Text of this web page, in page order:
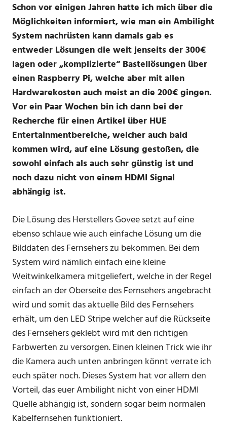
Schon vor einigen Jahren hatte ich mich über die
Möglichkeiten informiert, wie man ein Ambilight
System nachrüsten kann damals gab es
entweder Lösungen die weit jenseits der 300€
lagen oder „komplizierte“ Bastellösungen über
einen Raspberry Pi, welche aber mit allen
Hardwarekosten auch meist an die 200€ gingen.
Vor ein Paar Wochen bin ich dann bei der
Recherche für einen Artikel über HUE
Entertainmentbereiche, welcher auch bald
kommen wird, auf eine Lösung gestoßen, die
sowohl einfach als auch sehr günstig ist und
noch dazu nicht von einem HDMI Signal
abhängig ist.
Die Lösung des Herstellers Govee setzt auf eine
ebenso schlaue wie auch einfache Lösung um die
Bilddaten des Fernsehers zu bekommen. Bei dem
System wird nämlich einfach eine kleine
Weitwinkelkamera mitgeliefert, welche in der Regel
einfach an der Oberseite des Fernsehers angebracht
wird und somit das aktuelle Bild des Fernsehers
erhält, um den LED Stripe welcher auf die Rückseite
des Fernsehers geklebt wird mit den richtigen
Farbwerten zu versorgen. Einen kleinen Trick wie ihr
die Kamera auch unten anbringen könnt verrate ich
euch später noch. Dieses System hat vor allem den
Vorteil, das euer Ambilight nicht von einer HDMI
Quelle abhängig ist, sondern sogar beim normalen
Kabelfernsehen funktioniert.